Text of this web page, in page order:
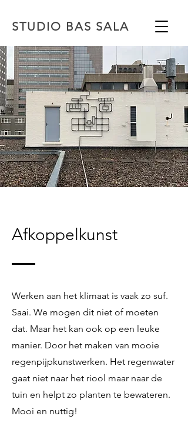
STUDIO BAS SALA
Afkoppelkunst
Werken aan het klimaat is vaak zo suf.
Saai. We mogen dit niet of moeten
dat. Maar het kan ook op een leuke
manier. Door het maken van mooie
regenpijpkunstwerken. Het regenwater
gaat niet naar het riool maar naar de
tuin en helpt zo planten te bewateren.
Mooi en nuttig!